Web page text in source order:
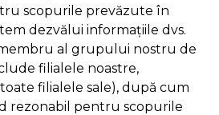
scopurile prevăzute în
dezvălui informațiile dvs.
al grupului nostru de
filialele noastre,
filialele sale), după cum
rezonabil pentru scopurile